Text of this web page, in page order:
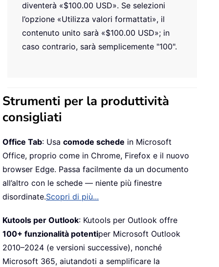
diventerà «$100.00 USD». Se selezioni
l’opzione «Utilizza valori formattati», il
contenuto unito sarà «$100.00 USD»; in
caso contrario, sarà semplicemente "100".
Strumenti per la produttività
consigliati
Office Tab: Usa comode schede in Microsoft
Office, proprio come in Chrome, Firefox e il nuovo
browser Edge. Passa facilmente da un documento
all’altro con le schede — niente più finestre
disordinate.Scopri di più...
Kutools per Outlook: Kutools per Outlook offre
100+ funzionalità potentiper Microsoft Outlook
2010–2024 (e versioni successive), nonché
Microsoft 365, aiutandoti a semplificare la